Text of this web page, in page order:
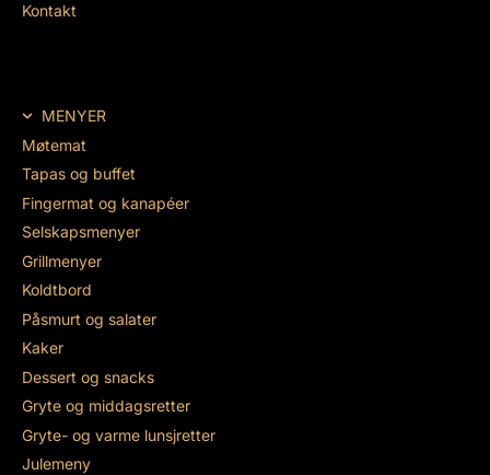
Kontakt
MENYER
Møtemat
Tapas og buffet
Fingermat og kanapéer
Selskapsmenyer
Grillmenyer
Koldtbord
Påsmurt og salater
Kaker
Dessert og snacks
Gryte og middagsretter
Gryte- og varme lunsjretter
Julemeny